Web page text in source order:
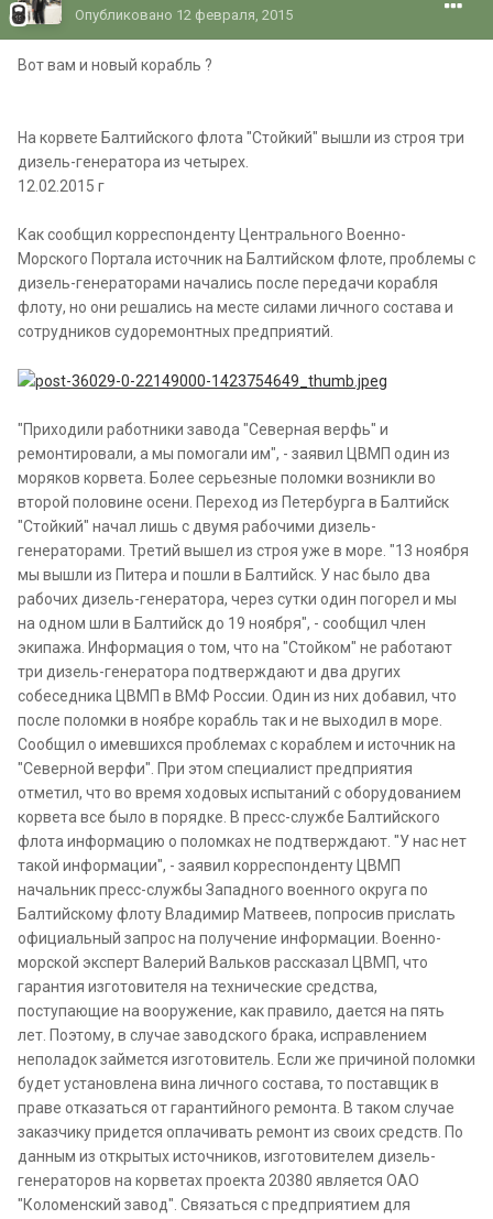
Опубликовано 12 февраля, 2015
Вот вам и новый корабль ?
На корвете Балтийского флота "Стойкий" вышли из строя три
дизель-генератора из четырех.
12.02.2015 г
Как сообщил корреспонденту Центрального Военно-
Морского Портала источник на Балтийском флоте, проблемы с
дизель-генераторами начались после передачи корабля
флоту, но они решались на месте силами личного состава и
сотрудников судоремонтных предприятий.
"Приходили работники завода "Северная верфь" и
ремонтировали, а мы помогали им", - заявил ЦВМП один из
моряков корвета. Более серьезные поломки возникли во
второй половине осени. Переход из Петербурга в Балтийск
"Стойкий" начал лишь с двумя рабочими дизель-
генераторами. Третий вышел из строя уже в море. "13 ноября
мы вышли из Питера и пошли в Балтийск. У нас было два
рабочих дизель-генератора, через сутки один погорел и мы
на одном шли в Балтийск до 19 ноября", - сообщил член
экипажа. Информация о том, что на "Стойком" не работают
три дизель-генератора подтверждают и два других
собеседника ЦВМП в ВМФ России. Один из них добавил, что
после поломки в ноябре корабль так и не выходил в море.
Сообщил о имевшихся проблемах с кораблем и источник на
"Северной верфи". При этом специалист предприятия
отметил, что во время ходовых испытаний с оборудованием
корвета все было в порядке. В пресс-службе Балтийского
флота информацию о поломках не подтверждают. "У нас нет
такой информации", - заявил корреспонденту ЦВМП
начальник пресс-службы Западного военного округа по
Балтийскому флоту Владимир Матвеев, попросив прислать
официальный запрос на получение информации. Военно-
морской эксперт Валерий Вальков рассказал ЦВМП, что
гарантия изготовителя на технические средства,
поступающие на вооружение, как правило, дается на пять
лет. Поэтому, в случае заводского брака, исправлением
неполадок займется изготовитель. Если же причиной поломки
будет установлена вина личного состава, то поставщик в
праве отказаться от гарантийного ремонта. В таком случае
заказчику придется оплачивать ремонт из своих средств. По
данным из открытых источников, изготовителем дизель-
генераторов на корветах проекта 20380 является ОАО
"Коломенский завод". Связаться с предприятием для